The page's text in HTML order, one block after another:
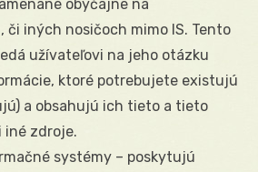
obyčajne na
či iných nosičoch mimo IS. Tento
užívateľovi na jeho otázku
ktoré potrebujete existujú
a obsahujú ich tieto a tieto
iné zdroje.
systémy – poskytujú